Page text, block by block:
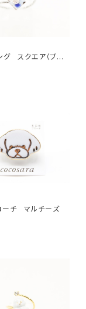
グ スクエア（ブル
ーチ マルチーズ